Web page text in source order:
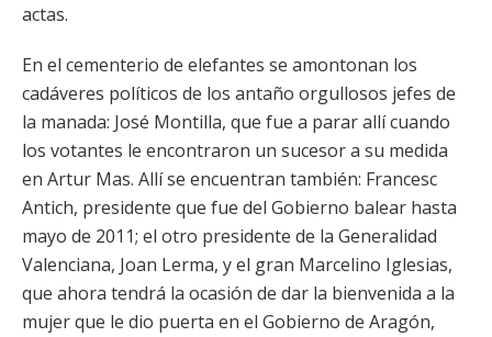
actas.
En el cementerio de elefantes se amontonan los
cadáveres políticos de los antaño orgullosos jefes de
la manada: José Montilla, que fue a parar allí cuando
los votantes le encontraron un sucesor a su medida
en Artur Mas. Allí se encuentran también: Francesc
Antich, presidente que fue del Gobierno balear hasta
mayo de 2011; el otro presidente de la Generalidad
Valenciana, Joan Lerma, y el gran Marcelino Iglesias,
que ahora tendrá la ocasión de dar la bienvenida a la
mujer que le dio puerta en el Gobierno de Aragón,